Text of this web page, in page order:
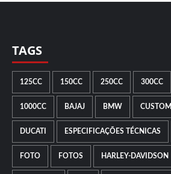
TAGS
125CC 150CC 250CC 300CC
1000CC BAJAJ BMW CUSTOM
DUCATI ESPECIFICAÇÕES TÉCNICAS
FOTO FOTOS HARLEY-DAVIDSON